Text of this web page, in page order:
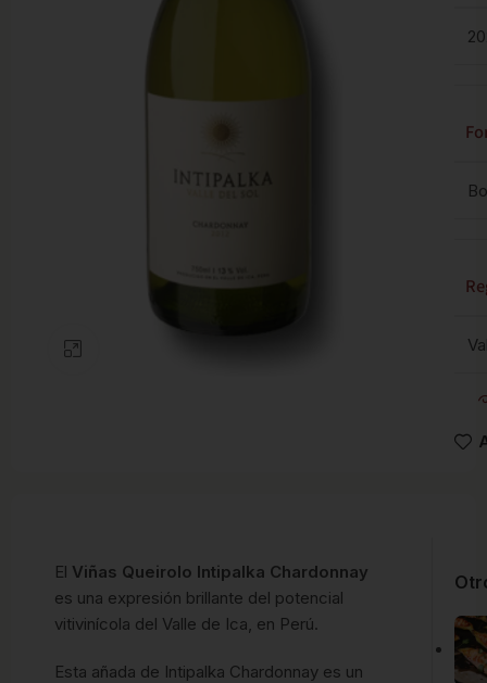
El Viñas Queirolo Intipalka Chardonnay
es una expresión brillante del potencial
vitivinícola del Valle de Ica, en Perú.
Esta añada de Intipalka Chardonnay es un